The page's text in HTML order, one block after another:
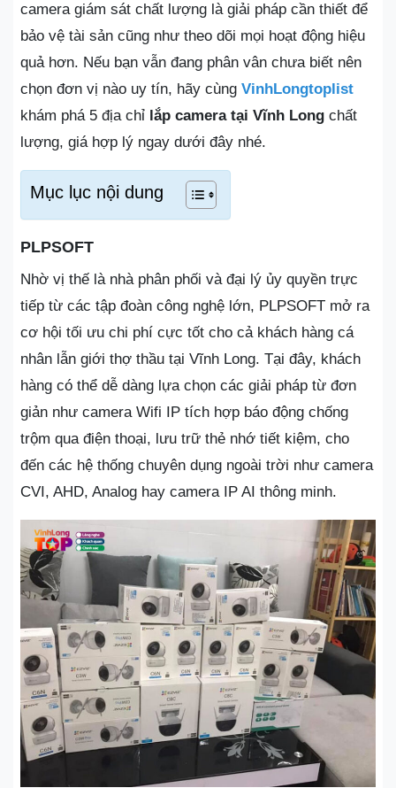
camera giám sát chất lượng là giải pháp cần thiết để
bảo vệ tài sản cũng như theo dõi mọi hoạt động hiệu
quả hơn. Nếu bạn vẫn đang phân vân chưa biết nên
chọn đơn vị nào uy tín, hãy cùng VinhLongtoplist
khám phá 5 địa chỉ lắp camera tại Vĩnh Long chất
lượng, giá hợp lý ngay dưới đây nhé.
Mục lục nội dung
PLPSOFT
Nhờ vị thế là nhà phân phối và đại lý ủy quyền trực
tiếp từ các tập đoàn công nghệ lớn, PLPSOFT mở ra
cơ hội tối ưu chi phí cực tốt cho cả khách hàng cá
nhân lẫn giới thợ thầu tại Vĩnh Long. Tại đây, khách
hàng có thể dễ dàng lựa chọn các giải pháp từ đơn
giản như camera Wifi IP tích hợp báo động chống
trộm qua điện thoại, lưu trữ thẻ nhớ tiết kiệm, cho
đến các hệ thống chuyên dụng ngoài trời như camera
CVI, AHD, Analog hay camera IP AI thông minh.